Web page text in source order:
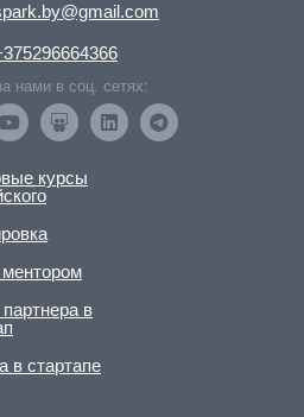
нами в соц. сетях:
курсы
в
в стартапе